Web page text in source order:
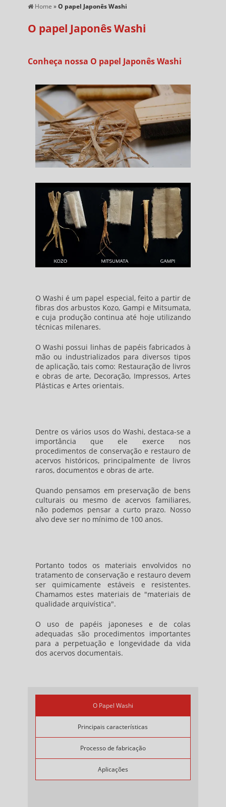
Home »O papel Japonês Washi
O papel Japonês Washi
Conheça nossa O papel Japonês Washi
O Washi é um papel especial, feito a partir de
fibras dos arbustos Kozo, Gampi e Mitsumata,
e cuja produção continua até hoje utilizando
técnicas milenares.
O Washi possui linhas de papéis fabricados à
mão ou industrializados para diversos tipos
de aplicação, tais como: Restauração de livros
e obras de arte, Decoração, Impressos, Artes
Plásticas e Artes orientais.
Dentre os vários usos do Washi, destaca-se a
importância que ele exerce nos
procedimentos de conservação e restauro de
acervos históricos, principalmente de livros
raros, documentos e obras de arte.
Quando pensamos em preservação de bens
culturais ou mesmo de acervos familiares,
não podemos pensar a curto prazo. Nosso
alvo deve ser no mínimo de 100 anos.
Portanto todos os materiais envolvidos no
tratamento de conservação e restauro devem
ser quimicamente estáveis e resistentes.
Chamamos estes materiais de "materiais de
qualidade arquivística".
O uso de papéis japoneses e de colas
adequadas são procedimentos importantes
para a perpetuação e longevidade da vida
dos acervos documentais.
O Papel Washi
Principais características
Processo de fabricação
Aplicações